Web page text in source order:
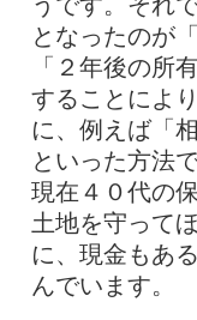
となったのが
「２年後の所
することによ
に、例えば「
といった方法
現在４０代の
土地を守って
に、現金もあ
んでいます。